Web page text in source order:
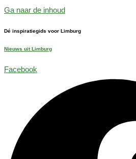
Ga naar de inhoud
Dé inspiratiegids voor Limburg
Nieuws uit Limburg
Facebook